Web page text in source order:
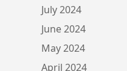
July 2024
June 2024
May 2024
April 2024